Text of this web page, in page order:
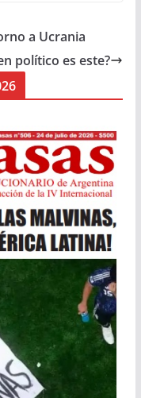
a Ucrania
político es este?